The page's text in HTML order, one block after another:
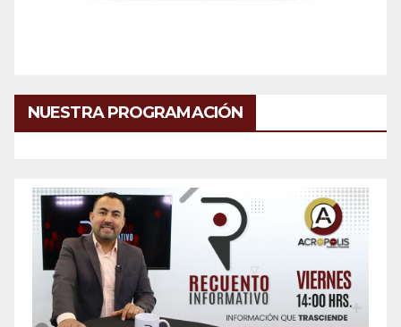
NUESTRA PROGRAMACIÓN